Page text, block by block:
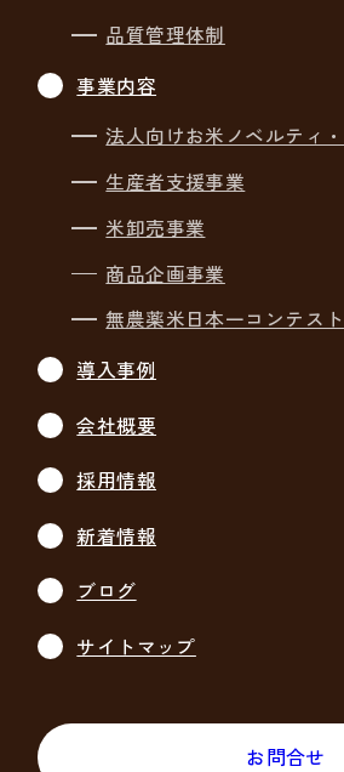
品質管理体制
事業内容
法人向けお米ノベルティ・
生産者支援事業
米卸売事業
商品企画事業
無農薬米日本一コンテスト
導入事例
会社概要
採用情報
新着情報
ブログ
サイトマップ
お問合せ